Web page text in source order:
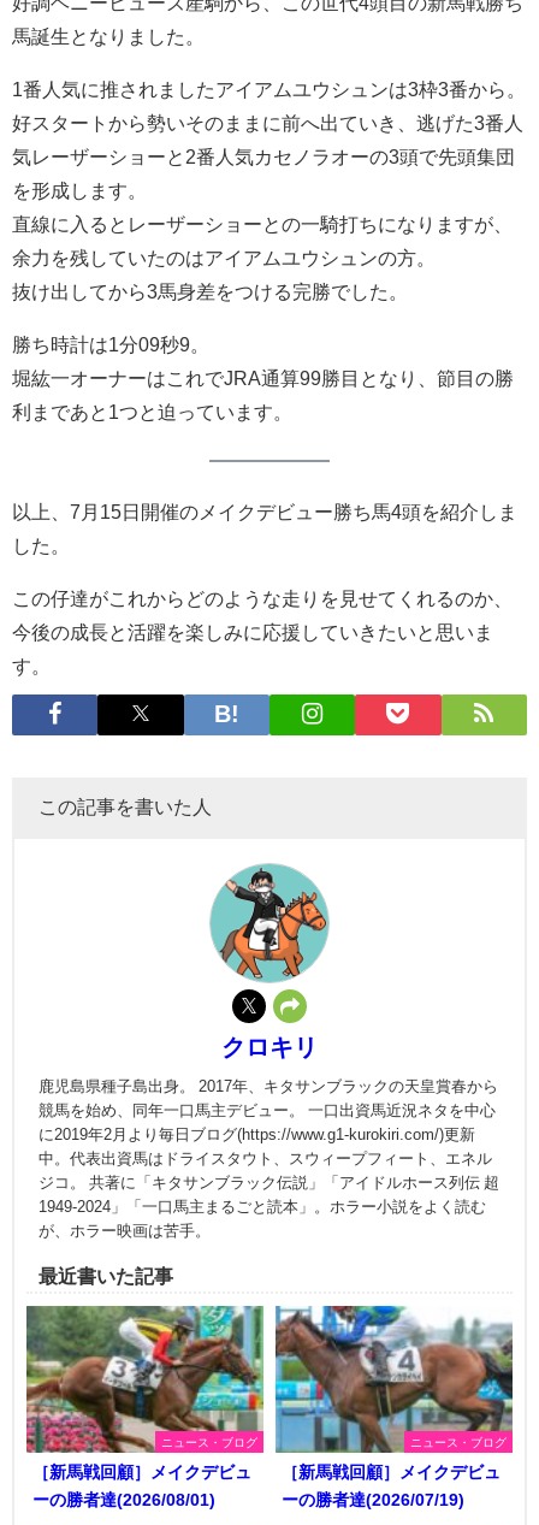
馬誕生となりました。
1番人気に推されましたアイアムユウシュンは3枠3番から。
好スタートから勢いそのままに前へ出ていき、逃げた3番人
気レーザーショーと2番人気カセノラオーの3頭で先頭集団
を形成します。
直線に入るとレーザーショーとの一騎打ちになりますが、
余力を残していたのはアイアムユウシュンの方。
抜け出してから3馬身差をつける完勝でした。
勝ち時計は1分09秒9。
堀紘一オーナーはこれでJRA通算99勝目となり、節目の勝
利まであと1つと迫っています。
以上、7月15日開催のメイクデビュー勝ち馬4頭を紹介しま
した。
この仔達がこれからどのような走りを見せてくれるのか、
今後の成長と活躍を楽しみに応援していきたいと思いま
す。
この記事を書いた人
クロキリ
鹿児島県種子島出身。 2017年、キタサンブラックの天皇賞春から
競馬を始め、同年一口馬主デビュー。 一口出資馬近況ネタを中心
に2019年2月より毎日ブログ(https://www.g1-kurokiri.com/)更新
中。代表出資馬はドライスタウト、スウィープフィート、エネル
ジコ。 共著に「キタサンブラック伝説」「アイドルホース列伝 超
1949-2024」「一口馬主まるごと読本」。ホラー小説をよく読む
が、ホラー映画は苦手。
最近書いた記事
ニュース・ブログ
［新馬戦回顧］メイクデビュ
ーの勝者達(2026/08/01)
ニュース・ブログ
［新馬戦回顧］メイクデビュ
ーの勝者達(2026/07/19)